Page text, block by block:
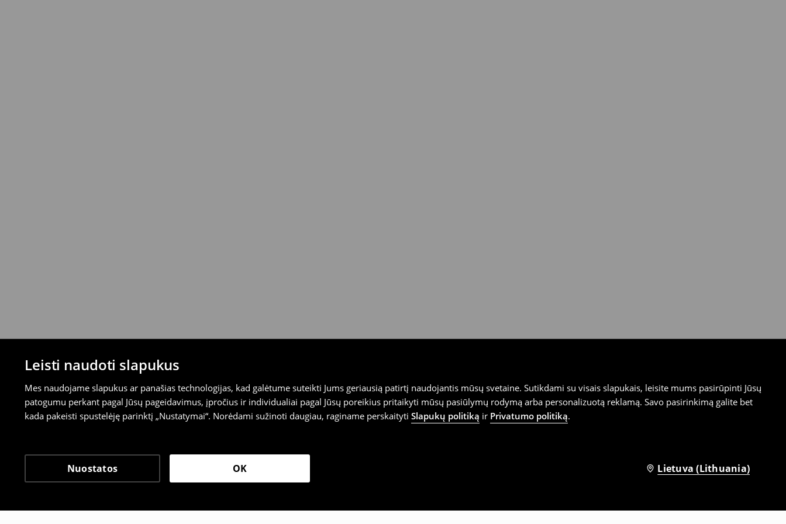
Leisti naudoti slapukus
Mes naudojame slapukus ar panašias technologijas, kad galėtume suteikti Jums geriausią patirtį naudojantis mūsų svetaine. Sutikdami su visais slapukais, leisite mums pasirūpinti Jūsų
patogumu perkant pagal Jūsų pageidavimus, įpročius ir individualiai pagal Jūsų poreikius pritaikyti mūsų pasiūlymų rodymą arba personalizuotą reklamą. Savo pasirinkimą galite bet
kada pakeisti spustelėję parinktį „Nustatymai“. Norėdami sužinoti daugiau, raginame perskaityti Slapukų politiką ir Privatumo politiką.
Nuostatos OK Lietuva (Lithuania)